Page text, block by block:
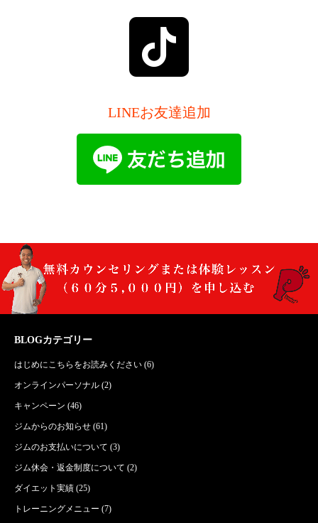
LINEお友達追加
BLOGカテゴリー
はじめにこちらをお読みください (6)
オンラインパーソナル (2)
キャンペーン (46)
ジムからのお知らせ (61)
ジムのお支払いについて (3)
ジム休会・返金制度について (2)
ダイエット実績 (25)
トレーニングメニュー (7)